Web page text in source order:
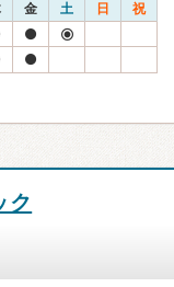
金 土 日 祝
ク